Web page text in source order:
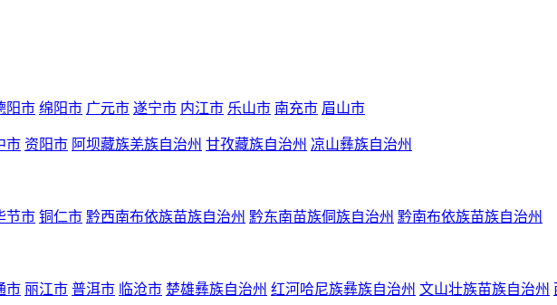
阳市 绵阳市 广元市 遂宁市 内江市 乐山市 南充市 眉山市
市 资阳市 阿坝藏族羌族自治州 甘孜藏族自治州 凉山彝族自治州
节市 铜仁市 黔西南布依族苗族自治州 黔东南苗族侗族自治州 黔南布依族苗族自治州
市 丽江市 普洱市 临沧市 楚雄彝族自治州 红河哈尼族彝族自治州 文山壮族苗族自治州